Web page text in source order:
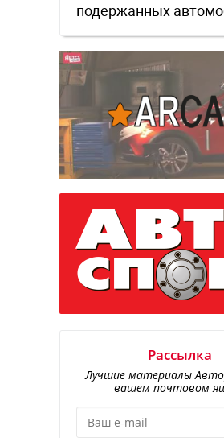
подержанных
Рассылка
Лучшие материалы
вашем почтовом